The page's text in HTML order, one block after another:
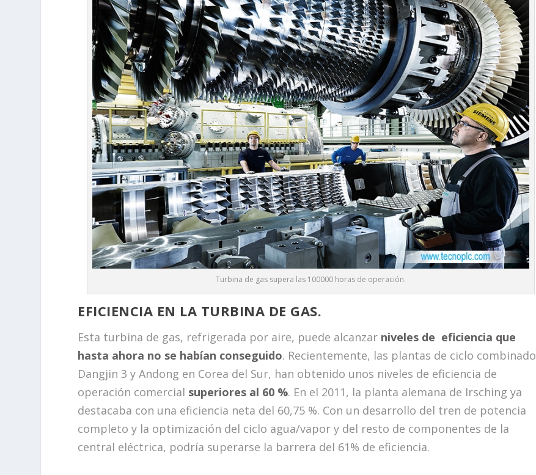
Turbina de gas supera las 100000 horas de operación.
EFICIENCIA EN LA TURBINA DE GAS.
Esta turbina de gas, refrigerada por aire, puede alcanzar niveles de eficiencia que
hasta ahora no se habían conseguido. Recientemente, las plantas de ciclo combinado
Dangjin 3 y Andong en Corea del Sur, han obtenido unos niveles de eficiencia de
operación comercial superiores al 60 %. En el 2011, la planta alemana de Irsching ya
destacaba con una eficiencia neta del 60,75 %. Con un desarrollo del tren de potencia
completo y la optimización del ciclo agua/vapor y del resto de componentes de la
central eléctrica, podría superarse la barrera del 61% de eficiencia.